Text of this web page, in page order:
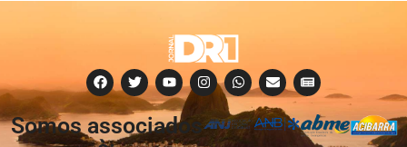
Somos associados